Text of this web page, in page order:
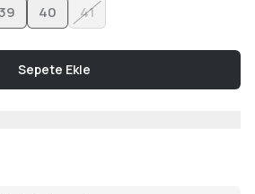
39 40 41
Sepete Ekle